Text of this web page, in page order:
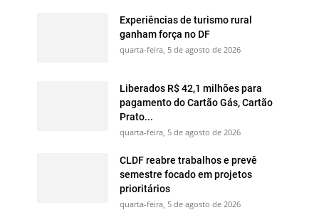
Experiências de turismo rural
ganham força no DF
quarta-feira, 5 de agosto de 2026
Liberados R$ 42,1 milhões para
pagamento do Cartão Gás, Cartão
Prato...
quarta-feira, 5 de agosto de 2026
CLDF reabre trabalhos e prevê
semestre focado em projetos
prioritários
quarta-feira, 5 de agosto de 2026